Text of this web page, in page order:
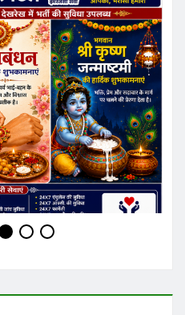
Praveen Kumar
Dubey
Website:
https://pradeshkhabar.in